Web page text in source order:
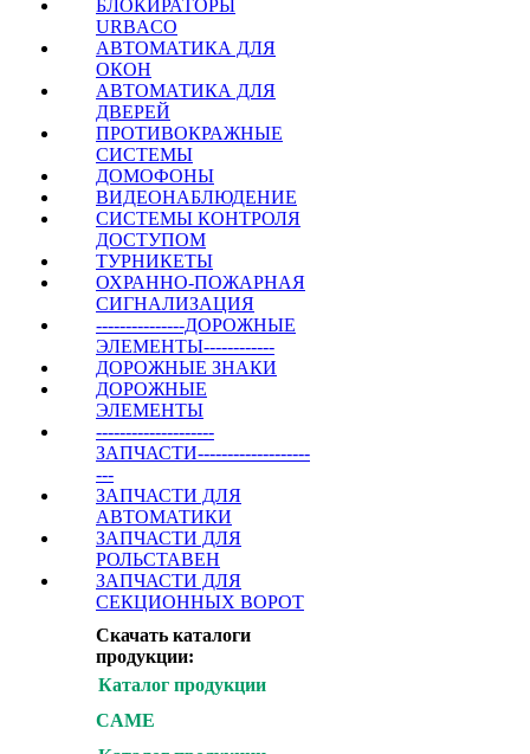
БЛОКИРАТОРЫ
URBACO
АВТОМАТИКА ДЛЯ
ОКОН
АВТОМАТИКА ДЛЯ
ДВЕРЕЙ
ПРОТИВОКРАЖНЫЕ
СИСТЕМЫ
ДОМОФОНЫ
ВИДЕОНАБЛЮДЕНИЕ
СИСТЕМЫ КОНТРОЛЯ
ДОСТУПОМ
ТУРНИКЕТЫ
ОХРАННО-ПОЖАРНАЯ
СИГНАЛИЗАЦИЯ
---------------ДОРОЖНЫЕ
ЭЛЕМЕНТЫ------------
ДОРОЖНЫЕ ЗНАКИ
ДОРОЖНЫЕ
ЭЛЕМЕНТЫ
--------------------
ЗАПЧАСТИ-------------------
---
ЗАПЧАСТИ ДЛЯ
АВТОМАТИКИ
ЗАПЧАСТИ ДЛЯ
РОЛЬСТАВЕН
ЗАПЧАСТИ ДЛЯ
СЕКЦИОННЫХ ВОРОТ
Скачать каталоги
продукции:
Каталог продукции
CAME